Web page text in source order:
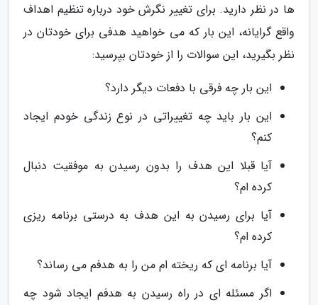
ها در نظر دارید. برای تغییر نگرش خود درباره تنظیم اهداف
واقع گرایانه، این بار که می خواهید هدفی برای خودتان در
نظر بگیرید، این سوالات را از خودتان بپرسید:
این بار چه فرقی با دفعات دیگر دارد؟
این بار باید چه تغییراتی در نوع زندگی خودم ایجاد
کنم؟
آیا قبلا این هدف را بدون رسیدن به موفقیت دنبال
کرده ام؟
آیا برای رسیدن به این هدف به درستی برنامه ریزی
کرده ام؟
آیا برنامه ای که ریخته ام من را به هدفم می رساند؟
اگر مسئله ای در راه رسیدن به هدفم ایجاد شود چه